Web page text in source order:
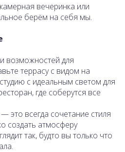
вечеринка или
берём на себя мы.
возможностей для
террасу с видом на
с идеальным светом для
где соберутся все
это всегда сочетание стиля
создать атмосферу
так, будто вы только что